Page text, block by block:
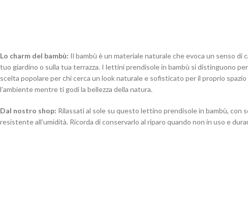
Lo charm del bambù: Il bambù è un materiale naturale che evoca un senso
tuo giardino o sulla tua terrazza. I lettini prendisole in bambù si distinguono
scelta popolare per chi cerca un look naturale e sofisticato per il proprio
l’ambiente mentre ti godi la bellezza della natura.
Dal nostro shop: Rilassati al sole su questo lettino prendisole in bambù, con
resistente all’umidità. Ricorda di conservarlo al riparo quando non in uso e